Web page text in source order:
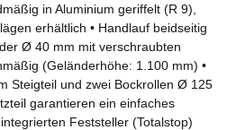
in Aluminium geriffelt (R 9),
erhältlich • Handlauf beidseitig
Ø 40 mm mit verschraubten
(Geländerhöhe: 1.100 mm) •
Steigteil und zwei Bockrollen Ø 125
garantieren ein einfaches
Feststeller (Totalstop)